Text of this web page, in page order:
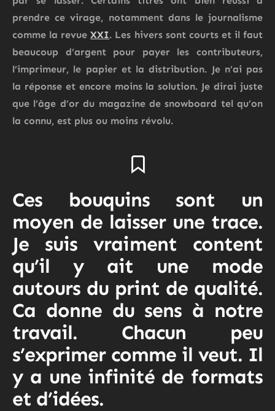
prendre ce virage, notamment dans le journalisme
comme la revueXXI. Les hivers sont courts et il faut
beaucoup d’argent pour payer les contributeurs,
l’imprimeur, le papier et la distribution. Je n’ai pas
la réponse et encore moins la solution. Je dirai juste
que l’âge d’or du magazine de snowboard tel qu’on
la connu, est plus ou moins révolu.
Ces bouquins sont un
moyen de laisser une trace.
Je suis vraiment content
qu’il y ait une mode
autours du print de qualité.
Ca donne du sens à notre
travail. Chacun peu
s’exprimer comme il veut. Il
y a une infinité de formats
et d’idées.